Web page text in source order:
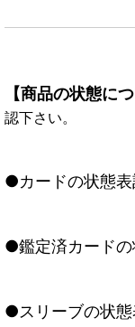
【商品の状態につ
認下さい。
●カードの状態
●鑑定済カード
●スリーブの状